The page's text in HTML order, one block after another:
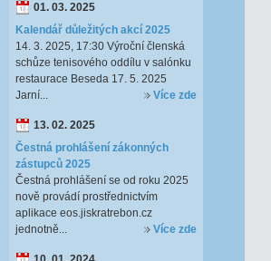
01. 03. 2025
Kalendář důležitých akcí 2025
14. 3. 2025, 17:30 Výroční členská
schůze tenisového oddílu v salónku
restaurace Beseda 17. 5. 2025
Jarní...
Více zde
13. 02. 2025
Čestná prohlášení zákonných
zástupců 2025
Čestná prohlášení se od roku 2025
nově provádí prostřednictvím
aplikace eos.jiskratrebon.cz
jednotně...
Více zde